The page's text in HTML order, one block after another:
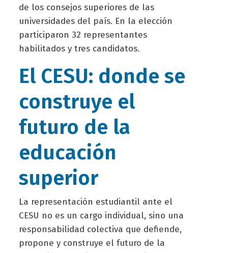
de los consejos superiores de las
universidades del país. En la elección
participaron 32 representantes
habilitados y tres candidatos.
El CESU: donde se
construye el
futuro de la
educación
superior
La representación estudiantil ante el
CESU no es un cargo individual, sino una
responsabilidad colectiva que defiende,
propone y construye el futuro de la